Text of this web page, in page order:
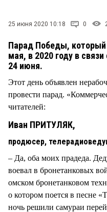
25 июня 2020 10:18 0
Парад Победы, который
мая, в 2020 году в
24 июня.
Этот день объявлен
провести парад.
читателей:
Иван ПРИТУЛЯК,
продюсер,
– Да, оба моих прадеда.
воевал в бронетанковых
омском бронетанковом
о котором поется в песне
ночь решили самураи